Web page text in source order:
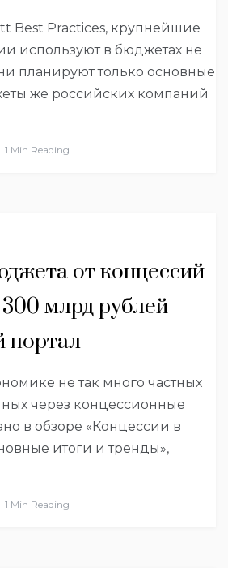
Best Practices, крупнейшие
используют в бюджетах не
планируют только основные
же российских компаний
1 Min Reading
от концессий
млрд рублей |
портал
не так много частных
через концессионные
в обзоре «Концессии в
итоги и тренды»,
1 Min Reading